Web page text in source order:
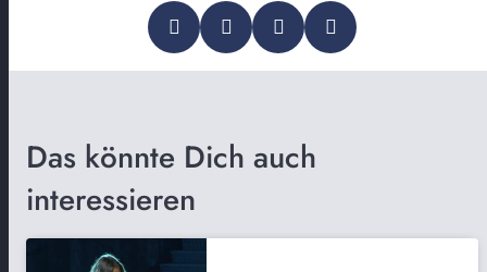
Das könnte Dich auch
interessieren